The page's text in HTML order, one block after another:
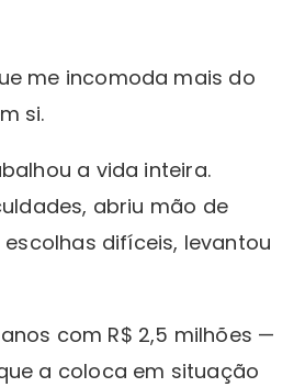
me incomoda mais do
si.
a vida inteira.
abriu mão de
difíceis, levantou
com R$ 2,5 milhões —
a coloca em situação